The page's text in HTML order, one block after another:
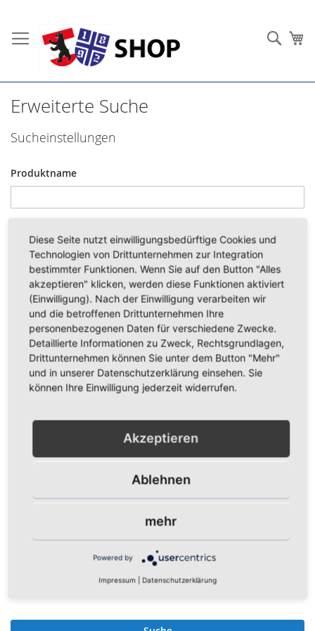
zum
Inhalt
Erweiterte Suche
Sucheinstellungen
Produktname
Beschreibung
Kurzbeschreibung
EUR
Farbe
Diese Seite nutzt einwilligungsbedürftige Cookies und
Technologien von Drittunternehmen zur Integration
bestimmter Funktionen. Wenn Sie auf den Button "Alles
akzeptieren" klicken, werden diese Funktionen aktiviert
(Einwilligung). Nach der Einwilligung verarbeiten wir
und die betroffenen Drittunternehmen Ihre
personenbezogenen Daten für verschiedene Zwecke.
Detaillierte Informationen zu Zweck, Rechtsgrundlagen,
Drittunternehmen können Sie unter dem Button "Mehr"
und in unserer Datenschutzerklärung einsehen. Sie
können Ihre Einwilligung jederzeit widerrufen.
Akzeptieren
Ablehnen
mehr
Powered by
Impressum Datenschutzerklärung